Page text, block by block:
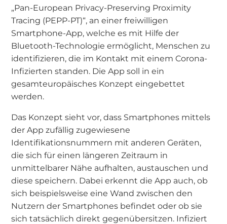
„Pan-European Privacy-Preserving Proximity
Tracing (PEPP-PT)“, an einer freiwilligen
Smartphone-App, welche es mit Hilfe der
Bluetooth-Technologie ermöglicht, Menschen zu
identifizieren, die im Kontakt mit einem Corona-
Infizierten standen. Die App soll in ein
gesamteuropäisches Konzept eingebettet
werden.
Das Konzept sieht vor, dass Smartphones mittels
der App zufällig zugewiesene
Identifikationsnummern mit anderen Geräten,
die sich für einen längeren Zeitraum in
unmittelbarer Nähe aufhalten, austauschen und
diese speichern. Dabei erkennt die App auch, ob
sich beispielsweise eine Wand zwischen den
Nutzern der Smartphones befindet oder ob sie
sich tatsächlich direkt gegenübersitzen. Infiziert